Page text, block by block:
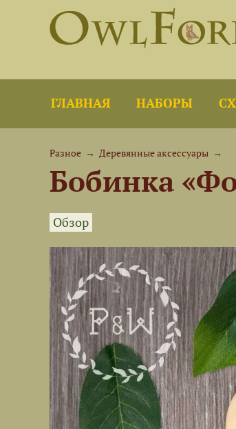
ГЛАВНАЯ НАБОРЫ
Разное → Деревянные аксессуары →
Бобинка
Обзор